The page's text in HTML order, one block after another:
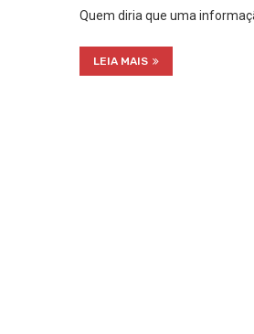
Quem diria que uma
LEIA MAIS